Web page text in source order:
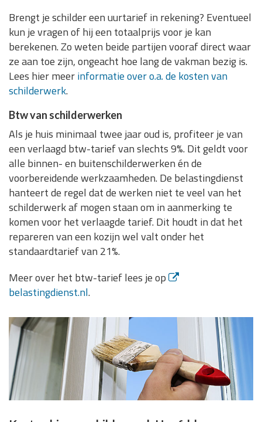
Brengt je schilder een uurtarief in rekening? Eventueel
kun je vragen of hij een totaalprijs voor je kan
berekenen. Zo weten beide partijen vooraf direct waar
ze aan toe zijn, ongeacht hoe lang de vakman bezig is.
Lees hier meerinformatie over o.a. de kosten van
schilderwerk.
Btw van schilderwerken
Als je huis minimaal twee jaar oud is, profiteer je van
een verlaagd btw-tarief van slechts 9%. Dit geldt voor
alle binnen- en buitenschilderwerken én de
voorbereidende werkzaamheden. De belastingdienst
hanteert de regel dat de werken niet te veel van het
schilderwerk af mogen staan om in aanmerking te
komen voor het verlaagde tarief. Dit houdt in dat het
repareren van een kozijn wel valt onder het
standaardtarief van 21%.
Meer over het btw-tarief lees je op
belastingdienst.nl.